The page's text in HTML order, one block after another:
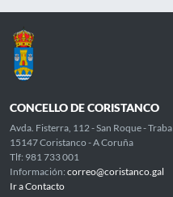
CONCELLO DE CORISTANCO
Avda. Fisterra, 112 - San Roque - Traba
15147 Coristanco - A Coruña
Tlf: 981 733 001
Información: correo@coristanco.gal
Ir a Contacto